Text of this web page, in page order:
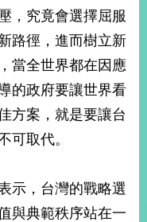
，究竟會選擇屈服
路徑，進而樹立新
當全世界都在因應
的政府要讓世界看
方案，就是要讓台
可取代。
示，台灣的戰略選
與典範秩序站在一